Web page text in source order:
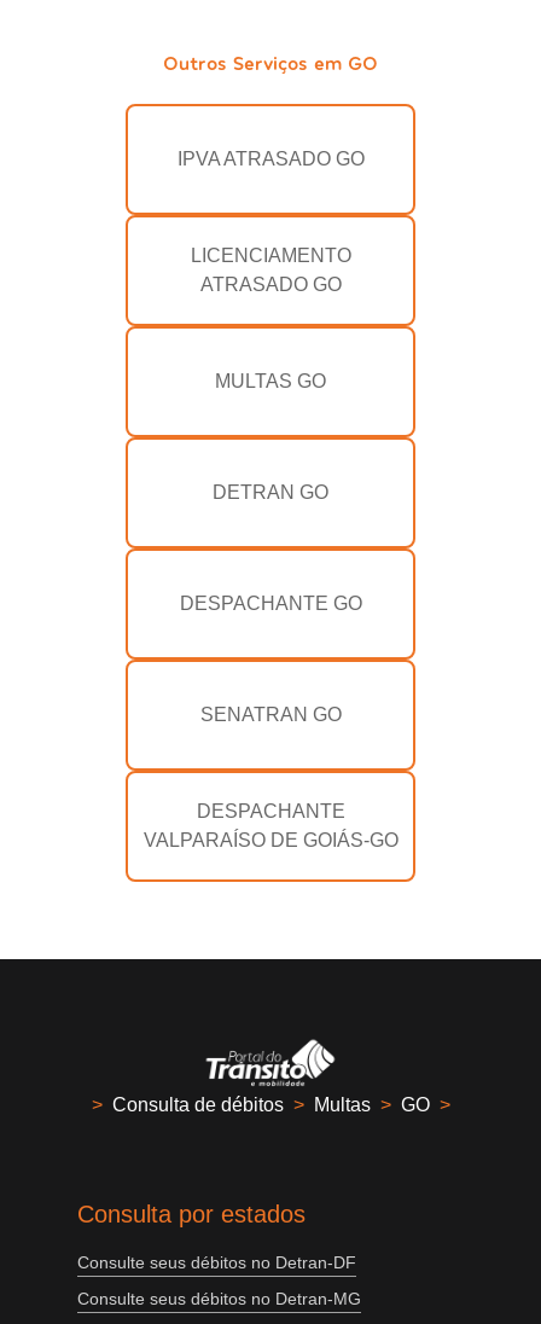
Outros Serviços em GO
IPVA ATRASADO GO
LICENCIAMENTO
ATRASADO GO
MULTAS GO
DETRAN GO
DESPACHANTE GO
SENATRAN GO
DESPACHANTE
VALPARAÍSO DE GOIÁS-GO
> Consulta de débitos > Multas > GO >
Consulta por estados
Consulte seus débitos no Detran-DF
Consulte seus débitos no Detran-MG